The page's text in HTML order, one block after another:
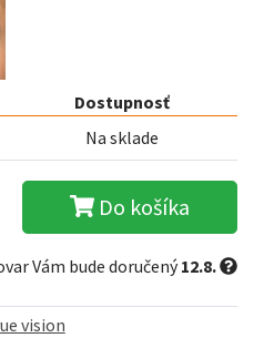
Dostupnosť
Na sklade
Do košíka
Vám bude doručený12.8.
vision